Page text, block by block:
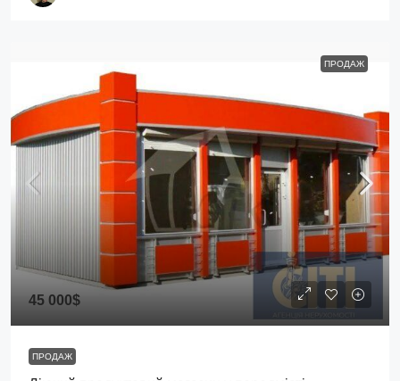
ПРОДАЖ
45 000$
ПРОДАЖ